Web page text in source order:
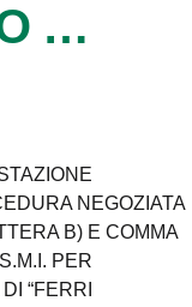
…
NEGOZIATA
B) E COMMA
PER
“FERRI